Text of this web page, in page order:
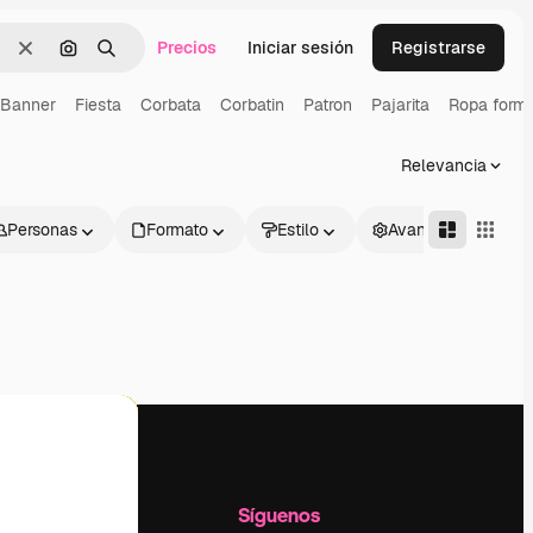
BorrarBuscar por imagen
BuscarPrecios Iniciar sesión Registrarse
Banner Fiesta Corbata Corbatin Patron Pajarita Ropa
Relevancia
Personas Formato Estilo Avanzado
Síguenos